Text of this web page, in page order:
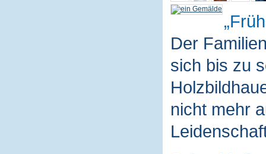
Der
sich bis zu
nicht mehr